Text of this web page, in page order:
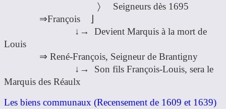
〉 Seigneurs dès 1695
⇒François ⌋
↓→ Devient Marquis à la mort de
Louis
⇒ René-François, Seigneur de Brantigny
↓→ Son fils François-Louis, sera le
Marquis des Réaulx
Les biens communaux (Recensement de 1609 et 1639)